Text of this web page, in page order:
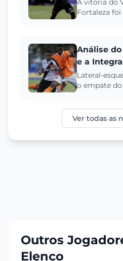
A vitória do
Fortaleza foi
Análise
e a
no
Lateral-
o empate do
Ver todas as
Outros
Elenco